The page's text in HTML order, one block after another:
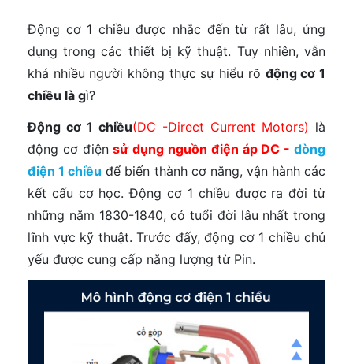
Động cơ 1 chiều được nhắc đến từ rất lâu, ứng
dụng trong các thiết bị kỹ thuật. Tuy nhiên, vẫn
khá nhiều người không thực sự hiểu rõ động cơ 1
chiều là gì?
Động cơ 1 chiều(DC -Direct Current Motors) là
động cơ điệnsử dụng nguồn điện áp DC -dòng
điện 1 chiều để biến thành cơ năng, vận hành các
kết cấu cơ học. Động cơ 1 chiều được ra đời từ
những năm 1830-1840, có tuổi đời lâu nhất trong
lĩnh vực kỹ thuật. Trước đấy, động cơ 1 chiều chủ
yếu được cung cấp năng lượng từ Pin.